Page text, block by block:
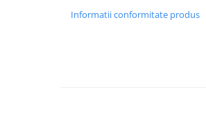
Informatii conformitate produs